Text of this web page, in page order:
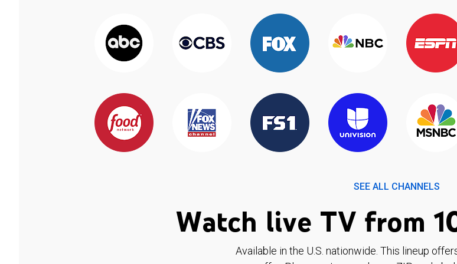
SEE ALL CHANNELS
Watch live TV from
Available in the U.S. nationwide. This lineup